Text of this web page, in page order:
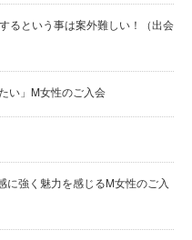
るという事は案外難しい！（出会
い」M女性のご入会
強く魅力を感じるM女性のご入